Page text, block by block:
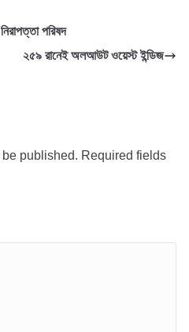
e
পরিষদ
২৫৯ রানেই অলআউট ওয়েস্ট ইন্ডিজ
published. Required fields